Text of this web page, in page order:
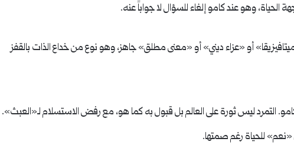
وهو عند كامو إلغاء للسؤال لا جواباً عنه.
أو «عزاء ديني» أو «معنى مطلق» جاهز، وهو نوع من خداع الذات بالقفز
كامو. التمرد ليس ثورة على العالم بل قبول به كما هو، مع رفض الاستسلام لـ«العبث».
للحياة رغم صمتها.